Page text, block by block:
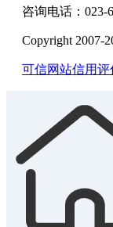
咨询电话：023-
Copyright 2007-
可信网站信用评